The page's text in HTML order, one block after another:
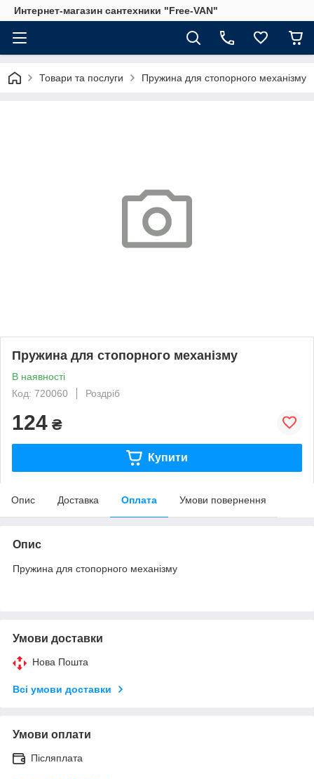
Интернет-магазин сантехники "Free-VAN"
Товари та послуги Пружина для стопорного механізму
Пружина для стопорного механізму
В наявності
Код: 720060
Роздріб
124 ₴
Купити
Опис Доставка Оплата Умови повернення
Опис
Пружина для стопорного механізму
Умови доставки
Нова Пошта
Всі умови доставки
Умови оплати
Післяплата